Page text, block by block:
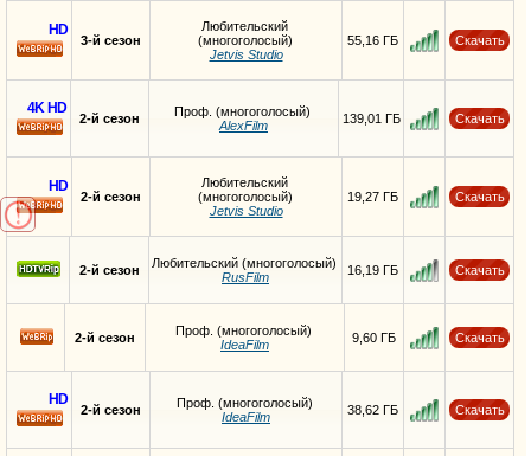
HD
3-й сезон
Любительский
(многоголосый)
Jetvis Studio
55,16 ГБ Скачать
HD
4K
2-й сезон
Проф. (многоголосый)
AlexFilm
139,01 ГБ Скачать
HD
HD
2-й сезон
Любительский
(многоголосый)
Jetvis Studio
19,27 ГБ Скачать
2-й сезон
Любительский (многоголосый)
RusFilm
16,19 ГБ Скачать
2-й сезон
Проф. (многоголосый)
IdeaFilm
9,60 ГБ Скачать
HD
2-й сезон
Проф. (многоголосый)
IdeaFilm
38,62 ГБ Скачать